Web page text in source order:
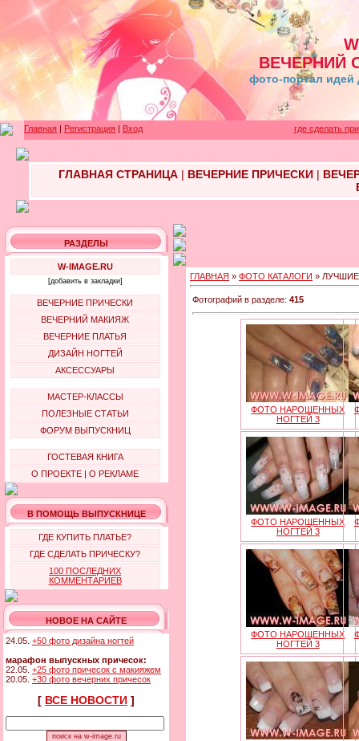
ВЕЧЕРНИЙ
фото-портал идей
Главная | Регистрация | Вход где сделать
ГЛАВНАЯ СТРАНИЦА| ВЕЧЕРНИЕ ПРИЧЕСКИ|
РАЗДЕЛЫ
W-IMAGE.RU
[добавить в закладки]
ВЕЧЕРНИЕ ПРИЧЕСКИ
ВЕЧЕРНИЙ МАКИЯЖ
ВЕЧЕРНИЕ ПЛАТЬЯ
ДИЗАЙН НОГТЕЙ
АКСЕССУАРЫ
МАСТЕР-КЛАССЫ
ПОЛЕЗНЫЕ СТАТЬИ
ФОРУМ ВЫПУСКНИЦ
ГОСТЕВАЯ КНИГА
О ПРОЕКТЕ | О РЕКЛАМЕ
В ПОМОЩЬ ВЫПУСКНИЦЕ
ГДЕ КУПИТЬ ПЛАТЬЕ?
ГДЕ СДЕЛАТЬ ПРИЧЕСКУ?
100 ПОСЛЕДНИХ
КОММЕНТАРИЕВ
НОВОЕ НА САЙТЕ
24.05. +50 фото дизайна ногтей
марафон выпускных причесок:
22.05. +25 фото причесок с макияжем
20.05. +30 фото вечерних причесок
[ ВСЕ НОВОСТИ ]
ГЛАВНАЯ » ФОТО КАТАЛОГИ »
Фотографий в разделе: 415
ФОТО НАРОЩЕННЫХ
НОГТЕЙ 3
ФОТО НАРОЩЕННЫХ
НОГТЕЙ 3
ФОТО НАРОЩЕННЫХ
НОГТЕЙ 3